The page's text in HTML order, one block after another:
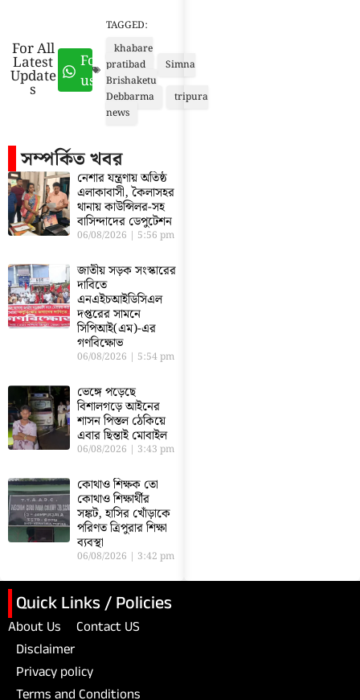
For All
Latest
Update
s
Follow
us
TAGGED:
khabare
pratibad
Simna
Brishaketu
Debbarma
tripura
news
সম্পর্কিত খবর
নেশার যন্ত্রণায় অতিষ্ঠ
এলাকাবাসী, কৈলাসহর
থানায় কাউন্সিলর-সহ
বাসিন্দাদের ডেপুটেশন
06/08/2026 5:56 pm
জাতীয় সড়ক সংস্কারের
দাবিতে
এনএইচআইডিসিএল
দপ্তরের সামনে
সিপিআই(এম)-এর
গণবিক্ষোভ
06/08/2026 5:54 pm
ভেঙ্গে পড়েছে
বিশালগড়ে আইনের
শাসন পিস্তল ঠেকিয়ে
এবার ছিন্তাই মোবাইল
06/08/2026 3:43 pm
কোথাও শিক্ষক তো
কোথাও শিক্ষার্থীর
সঙ্কট, হাসির খোঁড়াকে
পরিণত ত্রিপুরার শিক্ষা
ব্যবস্থা
06/08/2026 3:42 pm
Quick Links / Policies
About Us
Contact US
Disclaimer
Privacy policy